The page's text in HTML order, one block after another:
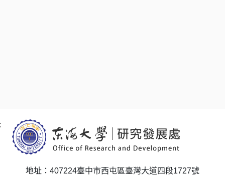
地址：407224臺中市西屯區臺灣大道四段1727號